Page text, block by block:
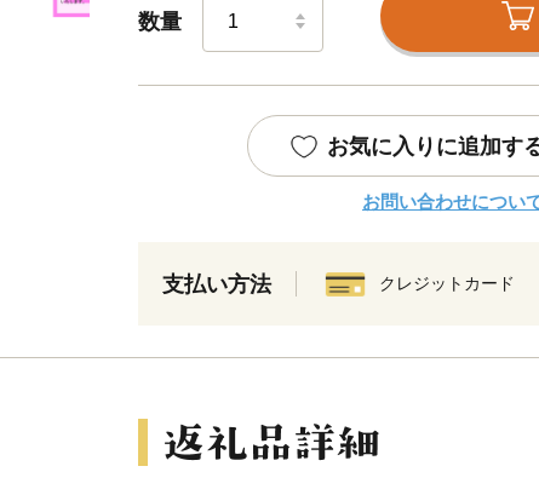
数量
お気に入りに追加す
お問い合わせについ
支払い方法 クレジットカード